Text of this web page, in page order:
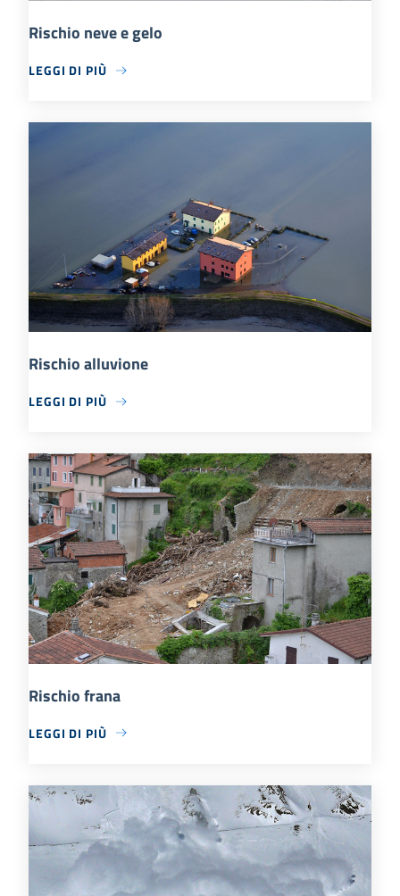
Rischio neve e gelo
LEGGI DI PIÙ
Rischio alluvione
LEGGI DI PIÙ
Rischio frana
LEGGI DI PIÙ